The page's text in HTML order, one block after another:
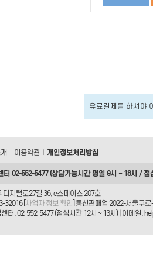
유료결제를 하셔야
이용약관 개인정보처리방침
터 02-552-5477 (상담가능시간 평일 9시 ~ 18시 / 점
디지털로27길 36, e스페이스 207호
32016 [ 사업자 정보 확인 ] 통신판매업 2022-서울구
터: 02-552-5477 (점심시간 12시 ~ 13시) | 이메일: